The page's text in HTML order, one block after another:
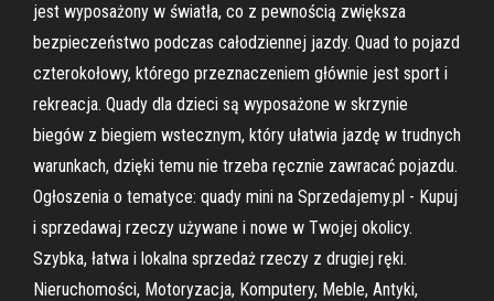
jest wyposażony w światła, co z pewnością zwiększa
bezpieczeństwo podczas całodziennej jazdy. Quad to pojazd
czterokołowy, którego przeznaczeniem głównie jest sport i
rekreacja. Quady dla dzieci są wyposażone w skrzynie
biegów z biegiem wstecznym, który ułatwia jazdę w trudnych
warunkach, dzięki temu nie trzeba ręcznie zawracać pojazdu.
Ogłoszenia o tematyce: quady mini na Sprzedajemy.pl - Kupuj
i sprzedawaj rzeczy używane i nowe w Twojej okolicy.
Szybka, łatwa i lokalna sprzedaż rzeczy z drugiej ręki.
Nieruchomości, Motoryzacja, Komputery, Meble, Antyki,